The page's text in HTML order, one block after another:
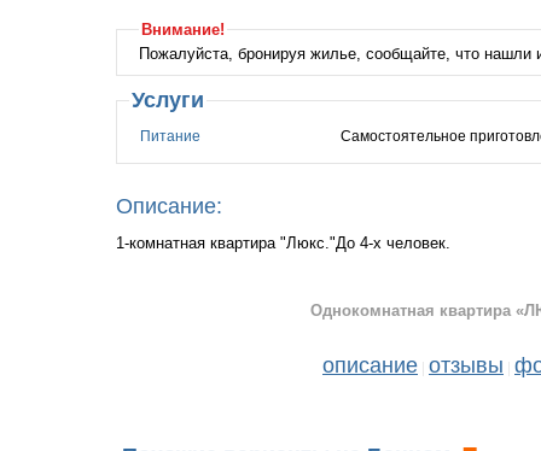
Внимание!
Пожалуйста, бронируя жилье, сообщайте, что
Услуги
Питание Самостоятельное
Описание:
1-комнатная квартира "Люкс."До 4-х человек.
Однокомнатная квартира
описание отзывы